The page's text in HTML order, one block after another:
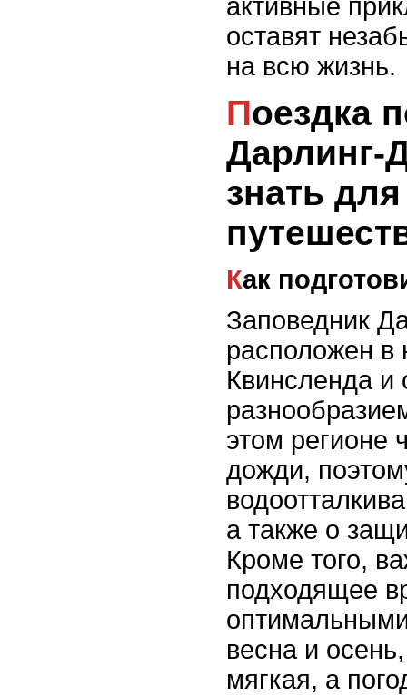
активные
оставят
на всю жизнь.
Поездка по заповеднику
Дарлинг-
знать
Как
Заповедник
расположен в
Квинсленда и
этом регионе
дожди,
а также о
Кроме того,
подходящее
весна и
мягкая, а